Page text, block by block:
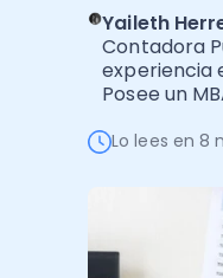
Administración
Software Factura
Cursos
Autores
Yaileth
Contadora
experiencia
Posee un
Lo lees en 8